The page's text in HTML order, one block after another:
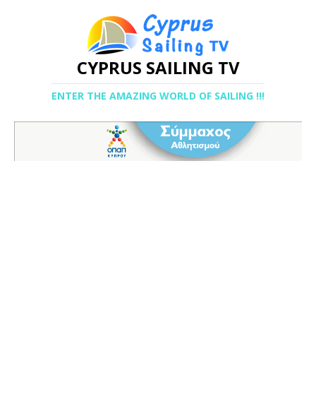
CYPRUS SAILING TV
ENTER THE AMAZING WORLD OF SAILING !!!